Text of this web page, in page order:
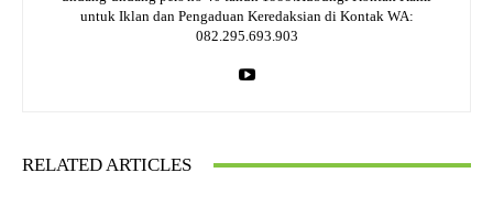
untuk Iklan dan Pengaduan Keredaksian di Kontak WA:
082.295.693.903
RELATED ARTICLES